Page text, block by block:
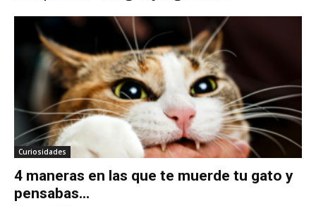
Curiosidades
4 maneras en las que te muerde tu gato y
pensabas...